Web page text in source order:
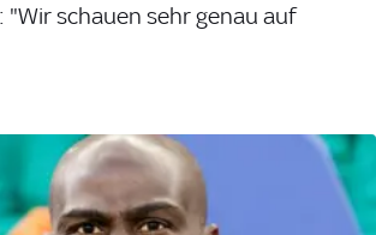
"Wir schauen sehr genau auf